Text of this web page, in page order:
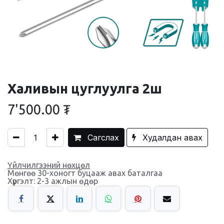
Халивын цуглуулга 2ш
7'500.00 ₮
Сагслах Худалдан авах
Үйлчилгээний нөхцөл
Мөнгөө 30-хоногт буцааж авах баталгаа
Хүргэлт: 2-3 ажлын өдөр